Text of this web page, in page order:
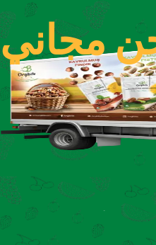
مجاني